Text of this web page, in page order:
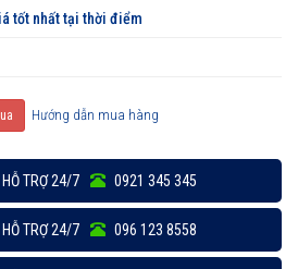
tốt nhất tại thời điểm
Hướng dẫn mua hàng
HỖ TRỢ 24/7 0921 345 345
HỖ TRỢ 24/7 096 123 8558